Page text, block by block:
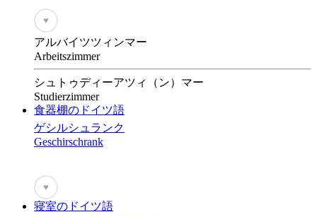
♥
アルバイツツィンマー
Arbeitszimmer
シュトゥディーアツィ（ン）マー
Studierzimmer
食器棚のドイツ語
ゲシルシュランク
Geschirschrank
♥
寝室のドイツ語